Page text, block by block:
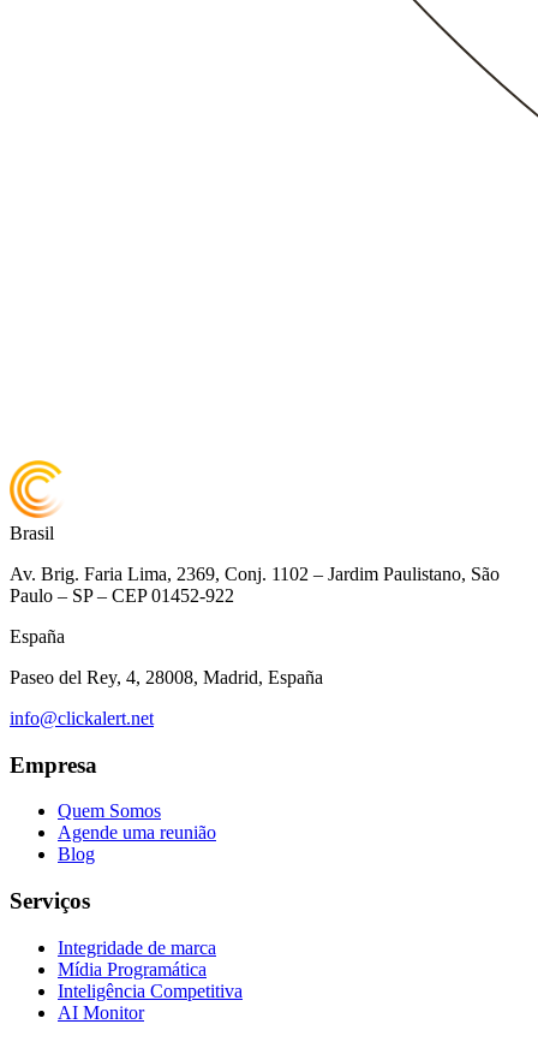
Brasil
Av. Brig. Faria Lima, 2369, Conj. 1102 – Jardim Paulistano, São
Paulo – SP – CEP 01452-922
España
Paseo del Rey, 4, 28008, Madrid, España
info@clickalert.net
Empresa
Quem Somos
Agende uma reunião
Blog
Serviços
Integridade de marca
Mídia Programática
Inteligência Competitiva
AI Monitor